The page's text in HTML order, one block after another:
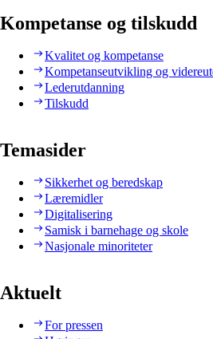
Kompetanse og tilskudd
Kvalitet og kompetanse
Kompetanseutvikling og
Lederutdanning
Tilskudd
Temasider
Sikkerhet og beredskap
Læremidler
Digitalisering
Samisk i barnehage og skole
Nasjonale minoriteter
Aktuelt
For pressen